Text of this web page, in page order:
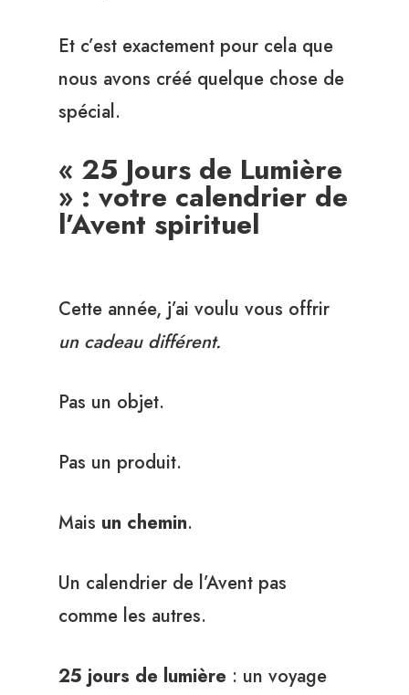
Et c’est exactement pour cela que
nous avons créé quelque chose de
spécial.
« 25 Jours de Lumière
» : votre calendrier de
l’Avent spirituel
Cette année, j’ai voulu vous offrir
un cadeau différent.
Pas un objet.
Pas un produit.
Mais un chemin.
Un calendrier de l’Avent pas
comme les autres.
25 jours de lumière : un voyage